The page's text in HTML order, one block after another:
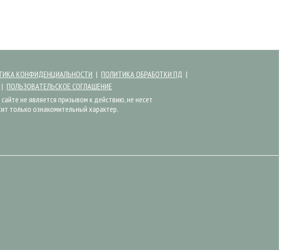
КОНФИДЕНЦИАЛЬНОСТИ
ПОЛИТИКА ОБРАБОТКИ ПД
ПОЛЬЗОВАТЕЛЬСКОЕ СОГЛАШЕНИЕ
не является призывом к действию, не несет
только ознакомительный характер.